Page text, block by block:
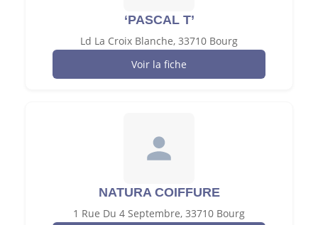
‘PASCAL T’
Ld La Croix Blanche, 33710 Bourg
Voir la fiche
NATURA COIFFURE
1 Rue Du 4 Septembre, 33710 Bourg